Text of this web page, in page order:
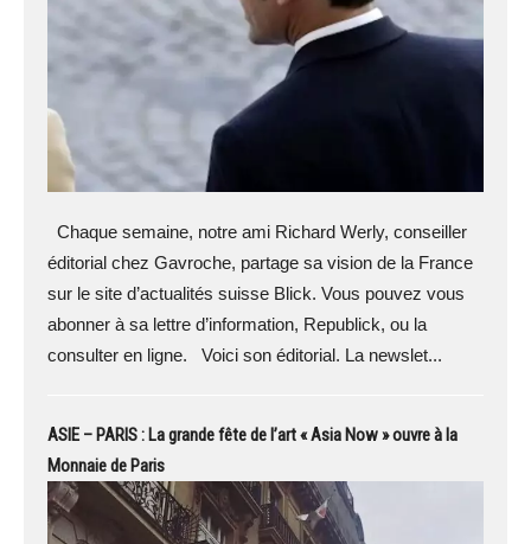
Chaque semaine, notre ami Richard Werly, conseiller
éditorial chez Gavroche, partage sa vision de la France
sur le site d’actualités suisse Blick. Vous pouvez vous
abonner à sa lettre d’information, Republick, ou la
consulter en ligne. Voici son éditorial. La newslet...
ASIE – PARIS : La grande fête de l’art « Asia Now » ouvre à la
Monnaie de Paris